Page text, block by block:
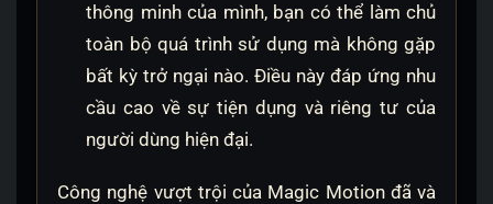
thông minh của mình, bạn có thể làm chủ
toàn bộ quá trình sử dụng mà không gặp
bất kỳ trở ngại nào. Điều này đáp ứng nhu
cầu cao về sự tiện dụng và riêng tư của
người dùng hiện đại.
Công nghệ vượt trội của Magic Motion đã và